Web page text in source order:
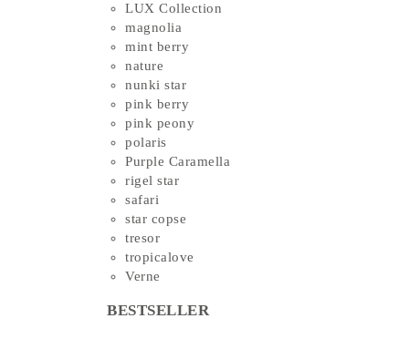
LUX Collection
magnolia
mint berry
nature
nunki star
pink berry
pink peony
polaris
Purple Caramella
rigel star
safari
star copse
tresor
tropicalove
Verne
BESTSELLER